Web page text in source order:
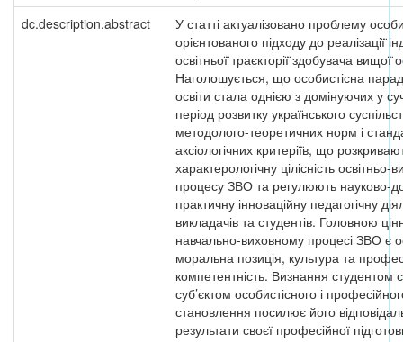
dc.description.abstract
У статті актуалізовано проблему
орієнтованого підходу до реалізації̈
освітньої̈ траєкторії̈ здобувача вищої̈
Наголошується, що особистісна
освіти стала однією з домінуючих у
період розвитку украї̈нського
методолого-теоретичних норм і
аксіологічних критерії̈в, що
характерологічну цілісність освітньо-
процесу ЗВО та регулюють науково-
практичну інноваційну педагогічну
викладачів та студентів. Головною
навчально-виховному процесі ЗВО є
моральна позиція, культура та
компетентність. Визнання студентом
суб’єктом особистісного і
становлення посилює його
результати своєї професійної